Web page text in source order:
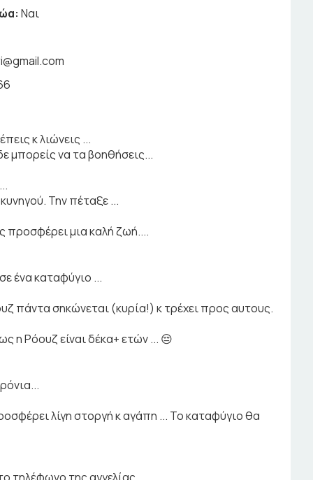
Ναι
κ λιώνεις ...
μπορείς να τα βοηθήσεις...
Την πέταξε ...
προσφέρει μια καλή ζωή....
ένα καταφύγιο ...
πάντα σηκώνεται (κυρία!) κ τρέχει προς αυτους.
η Ρόουζ είναι δέκα+ ετών ... 😔
λίγη στοργή κ αγάπη ... Το καταφύγιο θα